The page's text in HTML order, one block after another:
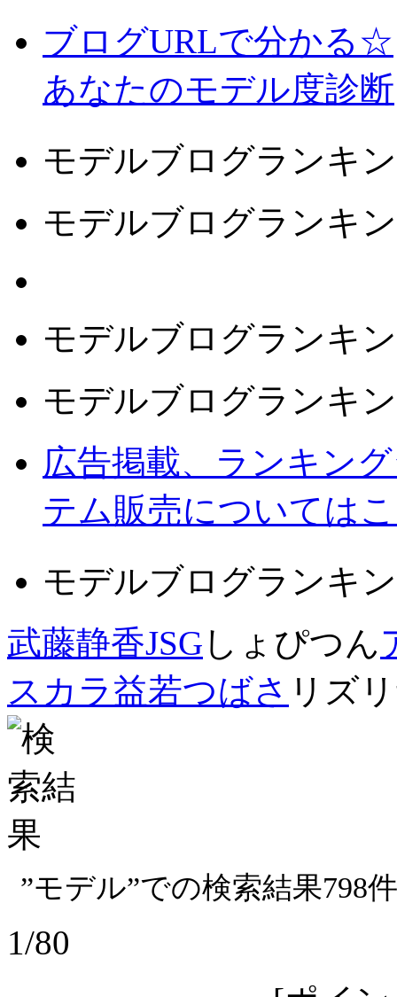
ブログURLで分かる☆
あなたのモデル度診断
モデルブログランキ
モデルブログランキ
モデルブログランキ
モデルブログランキ
広告掲載、ランキン
テム販売については
モデルブログランキ
武藤静香JSG しょぴつん
スカラ益若つばさ リズ
”モデル”での検索結果798件
1/80